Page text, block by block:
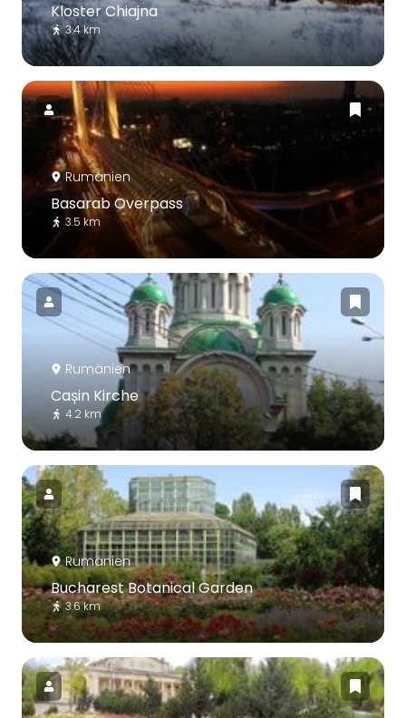
Kloster Chiajna
3.4 km
Rumänien
Basarab Overpass
3.5 km
Rumänien
Cașin Kirche
4.2 km
Rumänien
Bucharest Botanical Garden
3.6 km